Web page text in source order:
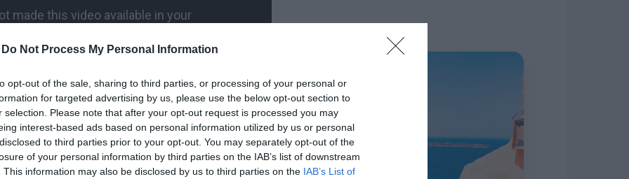
Do Not Process My Personal Information
opt-out of the sale, sharing to third parties, or processing of your personal or
for targeted advertising by us, please use the below opt-out section to
selection. Please note that after your opt-out request is processed you may
interest-based ads based on personal information utilized by us or personal
to third parties prior to your opt-out. You may separately opt-out of the
of your personal information by third parties on the IAB’s list of downstream
This information may also be disclosed by us to third parties on the IAB’s List of